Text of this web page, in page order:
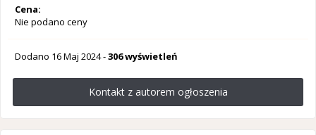
Cena:
Nie podano ceny
Dodano 16 Maj 2024-306 wyświetleń
Kontakt z autorem ogłoszenia